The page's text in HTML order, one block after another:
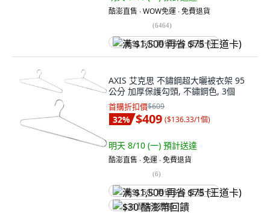
酷澎直售 ∙ WOW免運 ∙ 免費退貨
(6464)
满 $1,500 再省 $75 (王道卡)
AXIS 艾克思 不鏽鋼超大曬被衣架 95
公分 加厚保護勾頭, 不鏽鋼色, 3個
首購折扣價$609
32% $409 ($136.33/1個)
明天 8/10 (一) 預計送達
酷澎直售 ∙ 免運 ∙ 免費退貨
(6)
满 $1,500 再省 $75 (王道卡)
$30 酷澎幣回饋